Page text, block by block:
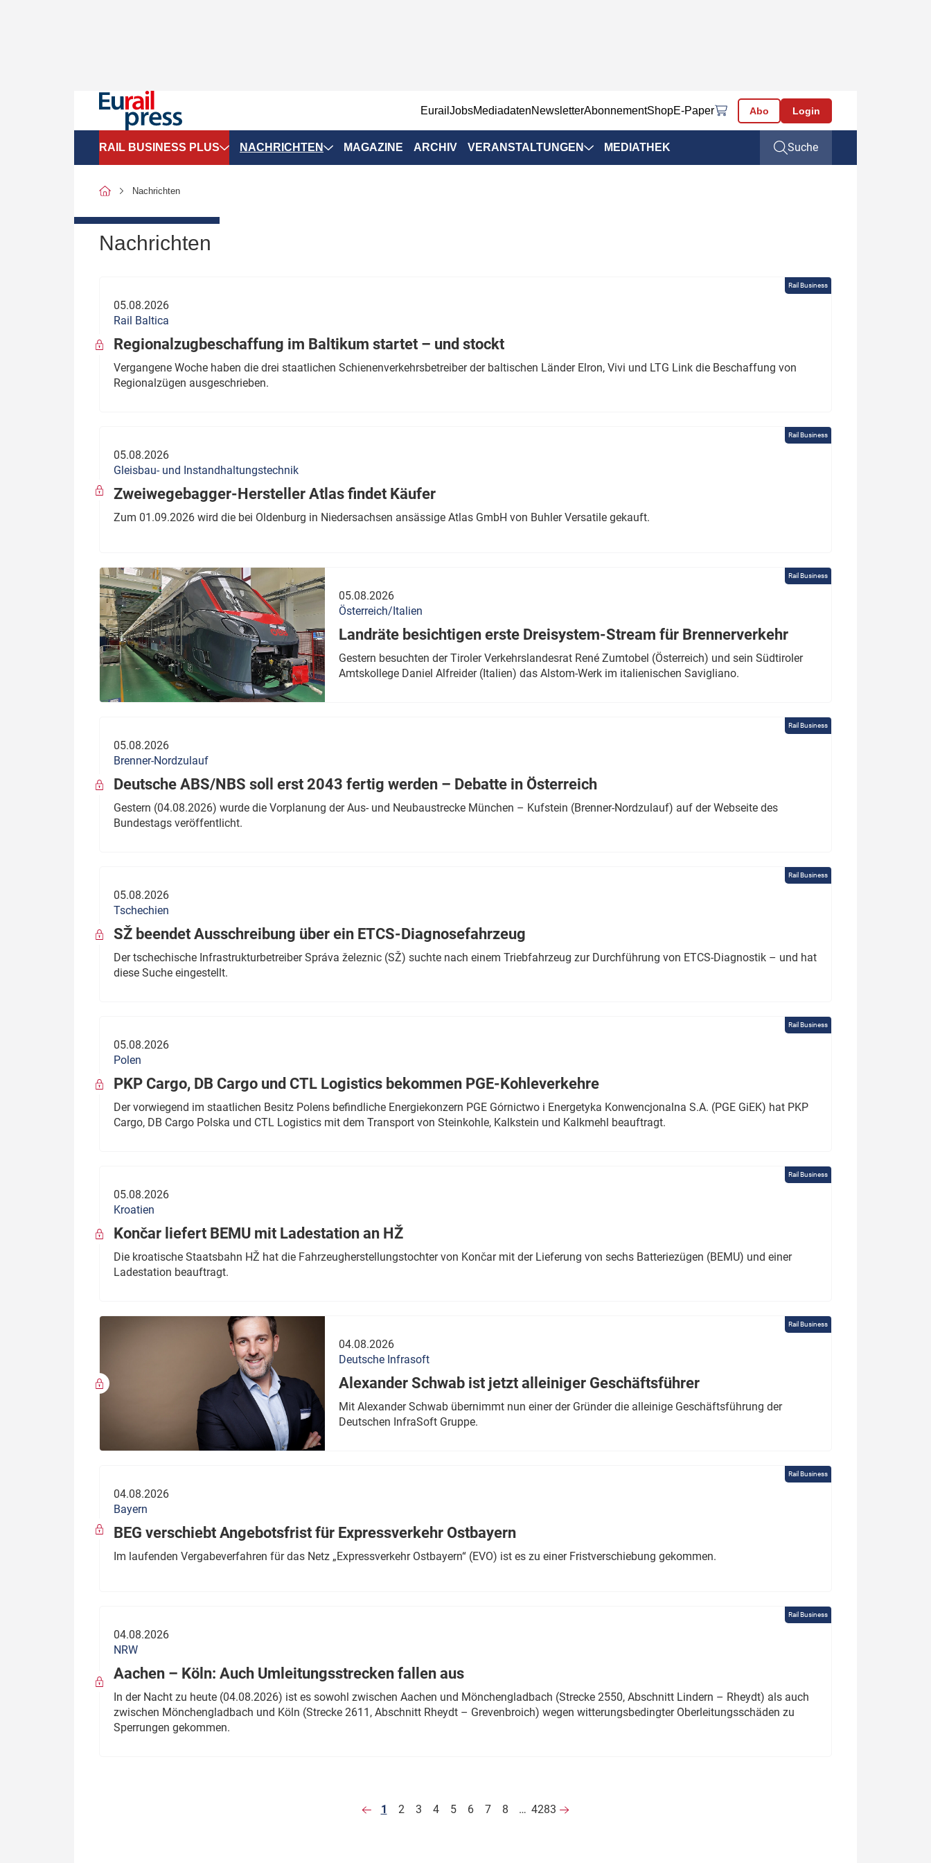
EurailJobsMediadatenNewsletterAbonnementShopE-Paper Abo Login
RAIL BUSINESS PLUS
SPNV-Marktdaten
Politik
Verbände: Wer spricht für
wen?
Thema des Monats
Dossier: Generalsanierung
Dossier: ETCS
NACHRICHTEN
Infrastruktur & Ausrüstung
ÖPNV
MAGAZINE ARCHIV VERANSTALTUNGEN MEDIATHEK Suche
Nachrichten
Nachrichten
Rail Business
05.08.2026
Rail Baltica
Regionalzugbeschaffung im Baltikum startet – und stockt
Vergangene Woche haben die drei staatlichen Schienenverkehrsbetreiber der baltischen Länder Elron, Vivi und LTG Link die Beschaffung von
Regionalzügen ausgeschrieben.
Rail Business
05.08.2026
Gleisbau- und Instandhaltungstechnik
Zweiwegebagger-Hersteller Atlas findet Käufer
Zum 01.09.2026 wird die bei Oldenburg in Niedersachsen ansässige Atlas GmbH von Buhler Versatile gekauft.
Rail Business
05.08.2026
Österreich/Italien
Landräte besichtigen erste Dreisystem-Stream für Brennerverkehr
Gestern besuchten der Tiroler Verkehrslandesrat René Zumtobel (Österreich) und sein Südtiroler
Amtskollege Daniel Alfreider (Italien) das Alstom-Werk im italienischen Savigliano.
Rail Business
05.08.2026
Brenner-Nordzulauf
Deutsche ABS/NBS soll erst 2043 fertig werden – Debatte in Österreich
Gestern (04.08.2026) wurde die Vorplanung der Aus- und Neubaustrecke München – Kufstein (Brenner-Nordzulauf) auf der Webseite des
Bundestags veröffentlicht.
Rail Business
05.08.2026
Tschechien
SŽ beendet Ausschreibung über ein ETCS-Diagnosefahrzeug
Der tschechische Infrastrukturbetreiber Správa železnic (SŽ) suchte nach einem Triebfahrzeug zur Durchführung von ETCS-Diagnostik – und hat
diese Suche eingestellt.
Rail Business
05.08.2026
Polen
PKP Cargo, DB Cargo und CTL Logistics bekommen PGE-Kohleverkehre
Der vorwiegend im staatlichen Besitz Polens befindliche Energiekonzern PGE Górnictwo i Energetyka Konwencjonalna S.A. (PGE GiEK) hat PKP
Cargo, DB Cargo Polska und CTL Logistics mit dem Transport von Steinkohle, Kalkstein und Kalkmehl beauftragt.
Rail Business
05.08.2026
Kroatien
Končar liefert BEMU mit Ladestation an HŽ
Die kroatische Staatsbahn HŽ hat die Fahrzeugherstellungstochter von Končar mit der Lieferung von sechs Batteriezügen (BEMU) und einer
Ladestation beauftragt.
Rail Business
04.08.2026
Deutsche Infrasoft
Alexander Schwab ist jetzt alleiniger Geschäftsführer
Mit Alexander Schwab übernimmt nun einer der Gründer die alleinige Geschäftsführung der
Deutschen InfraSoft Gruppe.
Rail Business
04.08.2026
Bayern
BEG verschiebt Angebotsfrist für Expressverkehr Ostbayern
Im laufenden Vergabeverfahren für das Netz „Expressverkehr Ostbayern“ (EVO) ist es zu einer Fristverschiebung gekommen.
Rail Business
04.08.2026
NRW
Aachen – Köln: Auch Umleitungsstrecken fallen aus
In der Nacht zu heute (04.08.2026) ist es sowohl zwischen Aachen und Mönchengladbach (Strecke 2550, Abschnitt Lindern – Rheydt) als auch
zwischen Mönchengladbach und Köln (Strecke 2611, Abschnitt Rheydt – Grevenbroich) wegen witterungsbedingter Oberleitungsschäden zu
Sperrungen gekommen.
1 2 3 4 5 6 7 8 … 4283